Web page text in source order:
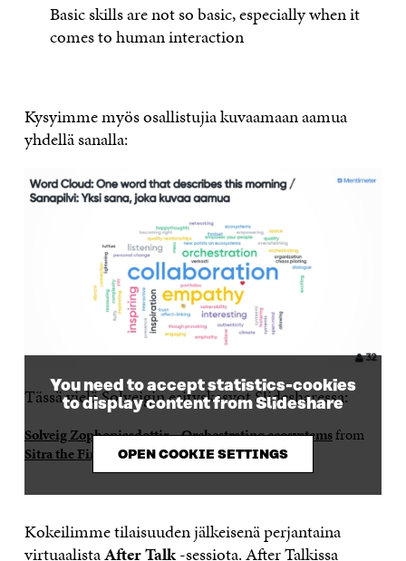
Basic skills are not so basic, especially when it
comes to human interaction
Kysyimme myös osallistujia kuvaamaan aamua
yhdellä sanalla:
Tässä vielä Solveigin esityskasvot Slidesharessa:
You need to accept statistics-cookies
to display content from Slideshare
OPEN COOKIE SETTINGS
Solveig Zophoniasdottir – Orchestrating ecosystemsfrom
Sitra the Finnish Innovation Fund
Kokeilimme tilaisuuden jälkeisenä perjantaina
virtuaalistaAfter Talk-sessiota. After Talkissa